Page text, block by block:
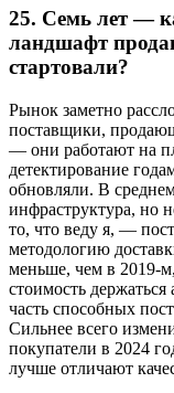
25. Семь лет —
ландшафт
стартовали?
Рынок заметно
поставщики,
— они работают на
детектирование
обновляли. В
инфраструктура, но
то, что веду я, —
методологию
меньше, чем в 2019-
стоимость
часть способных
Сильнее всего
покупатели в 2024
лучше отличают